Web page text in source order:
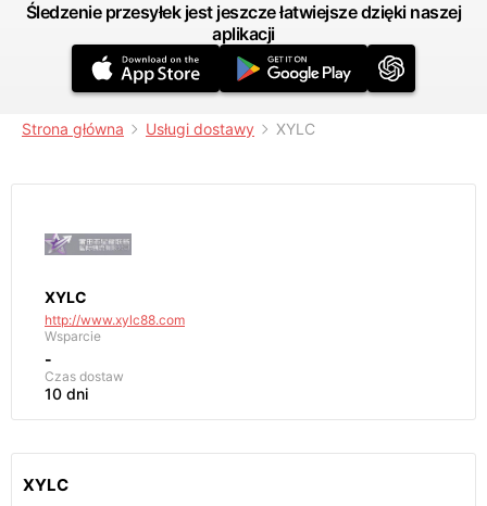
Śledzenie przesyłek jest jeszcze łatwiejsze dzięki naszej
aplikacji
Strona główna Usługi dostawy XYLC
XYLC
http://www.xylc88.com
Wsparcie
-
Czas dostaw
10 dni
XYLC